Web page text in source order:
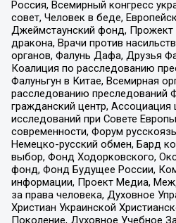
Россия, Всемирный конгресс
совет, Человек в беде,
Джеймстаунский фонд, Прожект
дракона, Врачи против
органов, Фалунь Дафа, Друзья
Коалиция по расследованию
Фалуньгун в Китае, Всемирная
расследованию преследований
гражданский центр, Ассоциация
исследований при Совете
современности, Форум
Немецко-русский обмен, Бард
выбор, Фонд Ходорковского,
фонд, Фонд Будущее России,
информации, Проект Медиа,
за права человека, Духовное
Христиан Украинской
Поколение, Духовное Учебное